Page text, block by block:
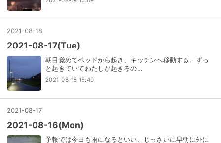
2021 -08-18
2021-08-17(Tue)
朝目覚めてベッドから起き、キッチンへ移動する。ずっ
と起きていてわたしが起きるの…
2021-08-18 15:49
2021 -08-17
2021-08-16(Mon)
予報では今日も雨になるといい、じっさいに早朝に外に